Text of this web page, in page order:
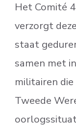
Het Comité
verzorgt
staat
samen met
militairen
Tweede